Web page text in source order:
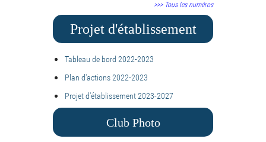
>>> Tous les numéros
Projet d'établissement
Tableau de bord 2022-2023
Plan d'actions 2022-2023
Projet d'établissement 2023-2027
Club Photo